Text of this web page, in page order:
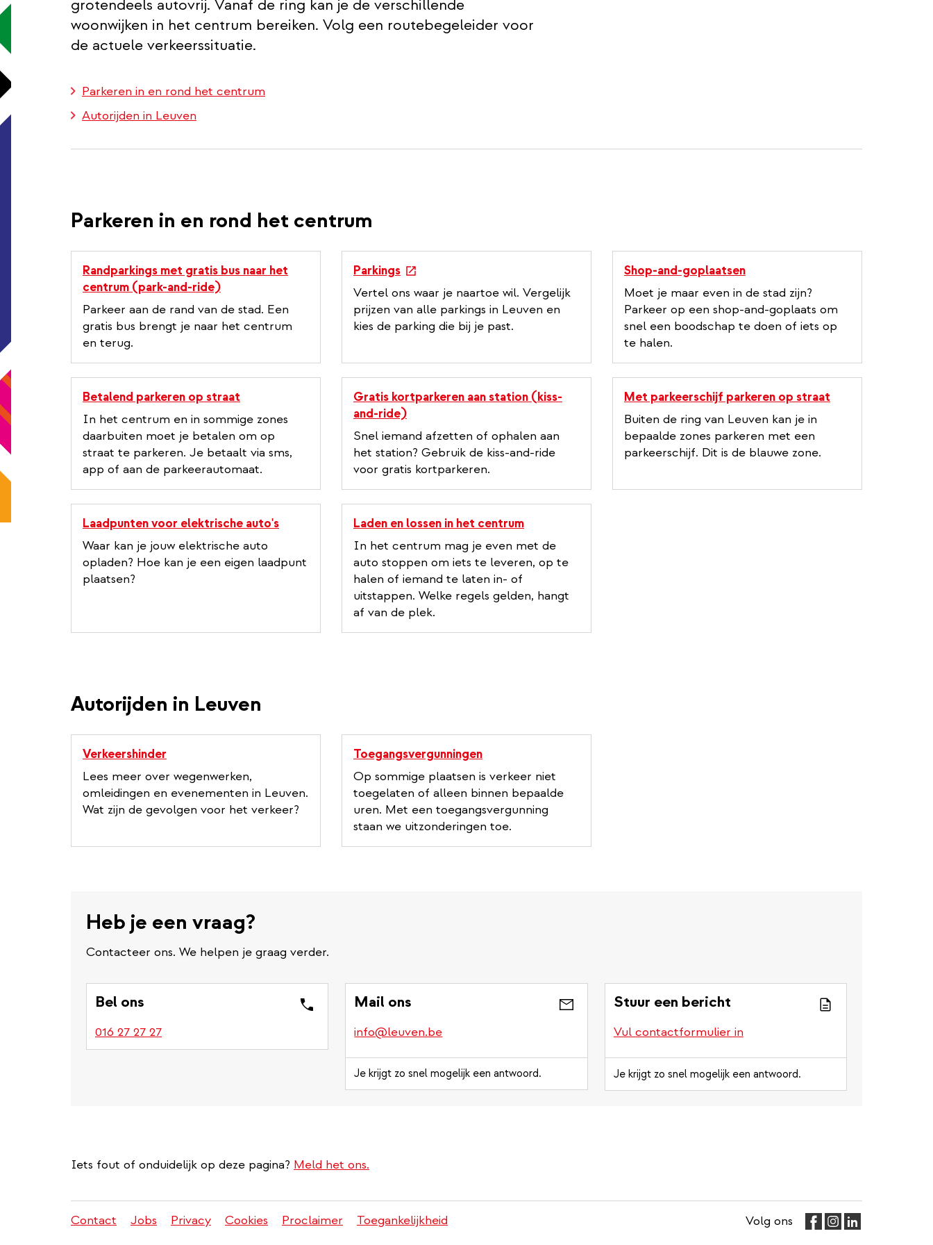
grotendeels autovrij. Vanaf de ring kan je de verschillende
woonwijken in het centrum bereiken. Volg een routebegeleider voor
de actuele verkeerssituatie.
Parkeren in en rond het centrum
Autorijden in Leuven
Parkeren in en rond het centrum
Randparkings met gratis bus naar het
centrum (park-and-ride)
Parkeer aan de rand van de stad. Een
gratis bus brengt je naar het centrum
en terug.
Parkings
e
x
e
l
i
n
k
Vertel ons waar je naartoe wil. Vergelijk
prijzen van alle parkings in Leuven en
kies de parking die bij je past.
Shop-and-goplaatsen
Moet je maar even in de stad zijn?
Parkeer op een shop-and-goplaats om
snel een boodschap te doen of iets op
te halen.
Betalend parkeren op straat
In het centrum en in sommige zones
daarbuiten moet je betalen om op
straat te parkeren. Je betaalt via sms,
app of aan de parkeerautomaat.
Gratis kortparkeren aan station (kiss-
and-ride)
Snel iemand afzetten of ophalen aan
het station? Gebruik de kiss-and-ride
voor gratis kortparkeren.
Met parkeerschijf parkeren op straat
Buiten de ring van Leuven kan je in
bepaalde zones parkeren met een
parkeerschijf. Dit is de blauwe zone.
Laadpunten voor elektrische auto's
Waar kan je jouw elektrische auto
opladen? Hoe kan je een eigen laadpunt
plaatsen?
Laden en lossen in het centrum
In het centrum mag je even met de
auto stoppen om iets te leveren, op te
halen of iemand te laten in- of
uitstappen. Welke regels gelden, hangt
af van de plek.
Autorijden in Leuven
Verkeershinder
Lees meer over wegenwerken,
omleidingen en evenementen in Leuven.
Wat zijn de gevolgen voor het verkeer?
Toegangsvergunningen
Op sommige plaatsen is verkeer niet
toegelaten of alleen binnen bepaalde
uren. Met een toegangsvergunning
staan we uitzonderingen toe.
Heb je een vraag?
Contacteer ons. We helpen je graag verder.
Bel ons
016 27 27 27
Mail ons
info@leuven.be
Je krijgt zo snel mogelijk een antwoord.
Stuur een bericht
Vul contactformulier in
Je krijgt zo snel mogelijk een antwoord.
Iets fout of onduidelijk op deze pagina? Meld het ons.
Juridisch
Contact Jobs Privacy Cookies Proclaimer Toegankelijkheid Volg ons